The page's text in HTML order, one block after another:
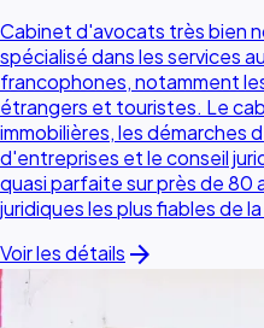
Cabinet d'avocats très bien
spécialisé dans les services
francophones, notamment
étrangers et touristes. Le
immobilières, les démarches
d'entreprises et le conseil
quasi parfaite sur près de 80
juridiques les plus fiables de
Voir les détails arrow_forward